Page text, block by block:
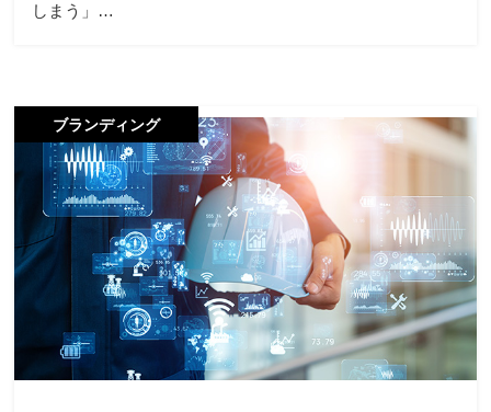
しまう」…
ブランディング